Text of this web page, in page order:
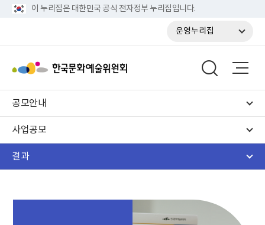
이 누리집은 대한민국 공식 전자정부 누리집입니다.
운영누리집
공모안내
사업공모
결과